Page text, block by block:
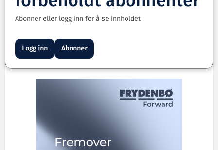
Abonner eller logg inn for å se innholdet
Logg inn Abonner